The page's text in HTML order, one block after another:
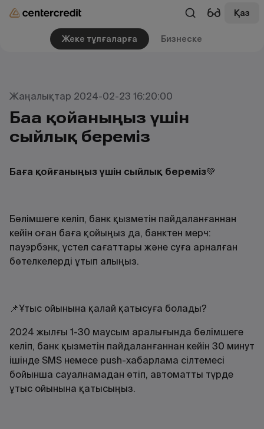
Қаз
Жеке тұлғаларға Бизнеске
Жаңалықтар 2024-02-23 16:20:00
Баға қойғаныңыз үшін
сыйлық береміз
Баға қойғаныңыз үшін сыйлық береміз💚
Бөлімшеге келіп, банк қызметін пайдаланғаннан
кейін оған баға қойыңыз да, банктен мерч:
пауэрбэнк, үстел сағаттары және суға арналған
бөтелкелерді ұтып алыңыз.
📌Ұтыс ойынына қалай қатысуға болады?
2024 жылғы 1-30 маусым аралығында бөлімшеге
келіп, банк қызметін пайдаланғаннан кейін 30 минут
ішінде SMS немесе push-хабарлама сілтемесі
бойынша сауалнамадан өтіп, автоматты түрде
ұтыс ойынына қатысыңыз.